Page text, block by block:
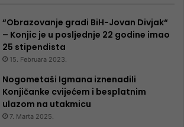
“Obrazovanje gradi BiH-Jovan Divjak“
– Konjic je u posljednje 22 godine imao
25 ​​stipendista
15. Februara 2023.
Nogometaši Igmana iznenadili
Konjičanke cvijećem i besplatnim
ulazom na utakmicu
7. Marta 2025.